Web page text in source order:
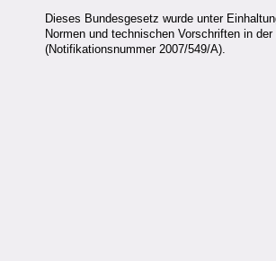
Dieses Bundesgesetz wurde unter
Normen und technischen Vorschriften in
(Notifikationsnummer 2007/549/A).